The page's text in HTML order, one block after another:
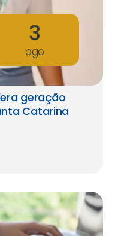
3
ago
geração
Catarina